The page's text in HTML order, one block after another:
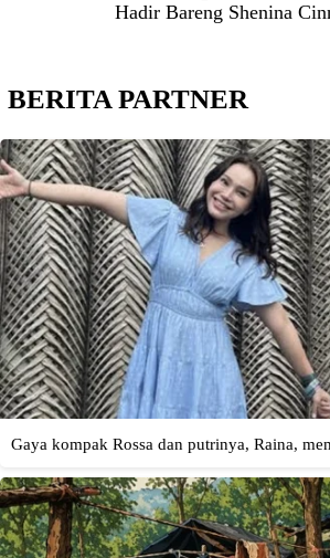
Hadir Bareng Shenina